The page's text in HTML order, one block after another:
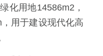
化用地14586m2，
用于建设现代化高